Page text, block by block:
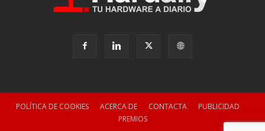
POLÍTICA DE COOKIES ACERCA DE CONTACTA
PUBLICIDAD
PREMIOS